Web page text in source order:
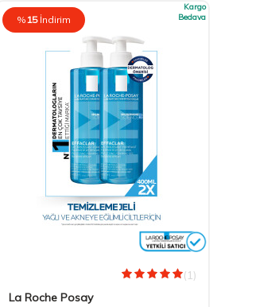
% 15 İndirim
Kargo
Bedava
(1)
La Roche Posay